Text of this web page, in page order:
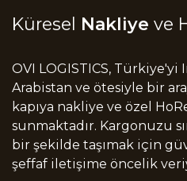
Küresel Nakliye ve
OVI LOGISTICS, Türkiye'yi
Arabistan ve ötesiyle bir
kapıya nakliye ve özel
sunmaktadır. Kargonuzu
bir şekilde taşımak için
şeffaf iletişime öncelik